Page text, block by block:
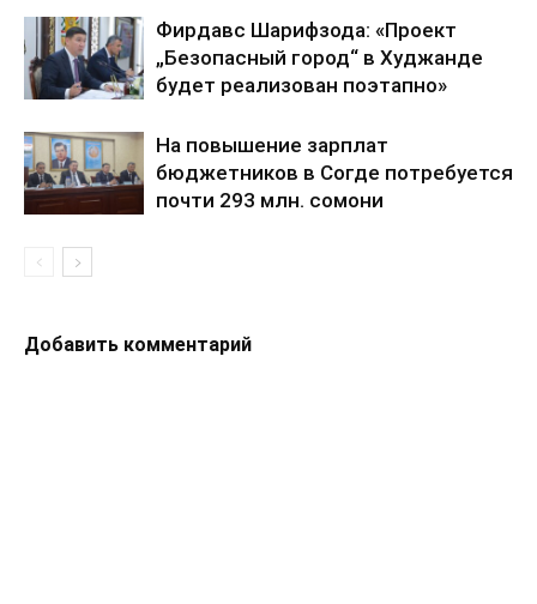
Фирдавс Шарифзода: «Проект
„Безопасный город“ в Худжанде
будет реализован поэтапно»
На повышение зарплат
бюджетников в Согде потребуется
почти 293 млн. сомони
Добавить комментарий